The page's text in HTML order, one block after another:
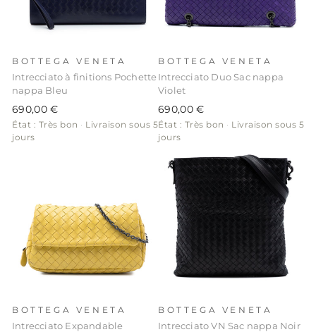
BOTTEGA VENETA
Intrecciato à finitions Pochette
nappa Bleu
690,00 €
État : Très bon · Livraison sous 5
jours
BOTTEGA VENETA
Intrecciato Duo Sac nappa
Violet
690,00 €
État : Très bon · Livraison sous 5
jours
BOTTEGA VENETA
Intrecciato Expandable
BOTTEGA VENETA
Intrecciato VN Sac nappa Noir